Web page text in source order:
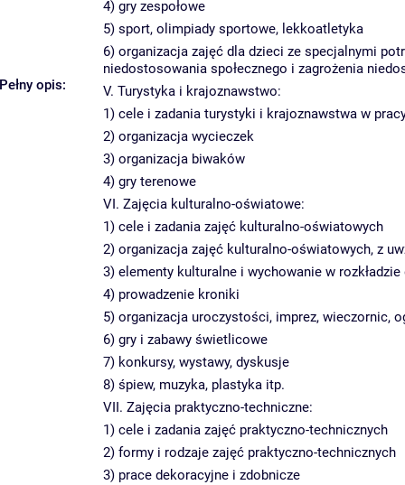
Pełny opis:
4) gry zespołowe
5) sport, olimpiady sportowe, lekkoatletyka
6) organizacja zajęć dla dzieci ze specjalnymi
niedostosowania społecznego i zagrożenia
V. Turystyka i krajoznawstwo:
1) cele i zadania turystyki i krajoznawstwa w
2) organizacja wycieczek
3) organizacja biwaków
4) gry terenowe
VI. Zajęcia kulturalno-oświatowe:
1) cele i zadania zajęć kulturalno-oświatowych
2) organizacja zajęć kulturalno-oświatowych, z
3) elementy kulturalne i wychowanie w rozkładzie
4) prowadzenie kroniki
5) organizacja uroczystości, imprez, wieczornic,
6) gry i zabawy świetlicowe
7) konkursy, wystawy, dyskusje
8) śpiew, muzyka, plastyka itp.
VII. Zajęcia praktyczno-techniczne:
1) cele i zadania zajęć praktyczno-technicznych
2) formy i rodzaje zajęć praktyczno-technicznych
3) prace dekoracyjne i zdobnicze